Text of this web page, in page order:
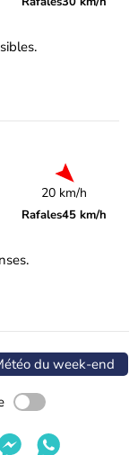
20 km/h
Rafales45 km/h
du week-end